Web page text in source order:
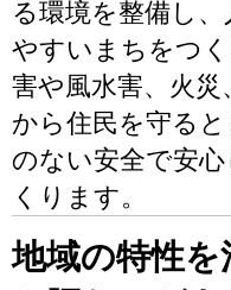
る環境を整備し
やすいまちをつ
害や風水害、火
から住民を守る
のない安全で安
くります。
地域の特性を